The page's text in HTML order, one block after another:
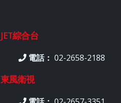
JET綜合台
電話： 02-2658-2188
東風衛視